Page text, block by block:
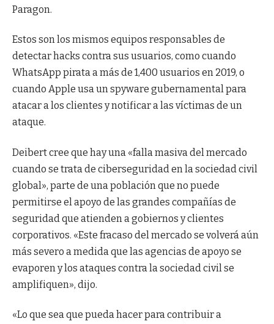
Paragon.
Estos son los mismos equipos responsables de
detectar hacks contra sus usuarios, como cuando
WhatsApp pirata a más de 1,400 usuarios en 2019, o
cuando Apple usa un spyware gubernamental para
atacar a los clientes y notificar a las víctimas de un
ataque.
Deibert cree que hay una «falla masiva del mercado
cuando se trata de ciberseguridad en la sociedad civil
global», parte de una población que no puede
permitirse el apoyo de las grandes compañías de
seguridad que atienden a gobiernos y clientes
corporativos. «Este fracaso del mercado se volverá aún
más severo a medida que las agencias de apoyo se
evaporen y los ataques contra la sociedad civil se
amplifiquen», dijo.
«Lo que sea que pueda hacer para contribuir a